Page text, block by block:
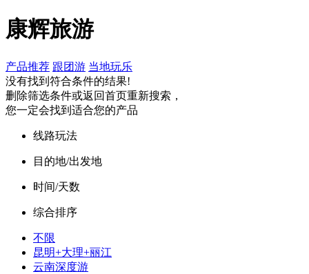
康辉旅游
产品推荐 跟团游 当地玩乐
没有找到符合条件的结果!
删除筛选条件或返回首页重新搜索，
您一定会找到适合您的产品
线路玩法
目的地/出发地
时间/天数
综合排序
不限
昆明+大理+丽江
云南深度游